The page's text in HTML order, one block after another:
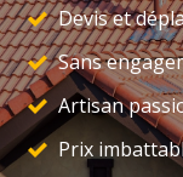
Devis et
Sans
Artisan
Prix